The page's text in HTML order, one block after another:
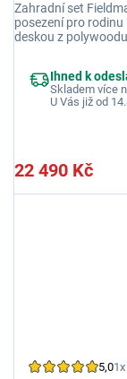
Zahradní set
posezení pro
deskou z
Ihned k
Skladem více
U Vás již od
22 490 Kč
5,01x